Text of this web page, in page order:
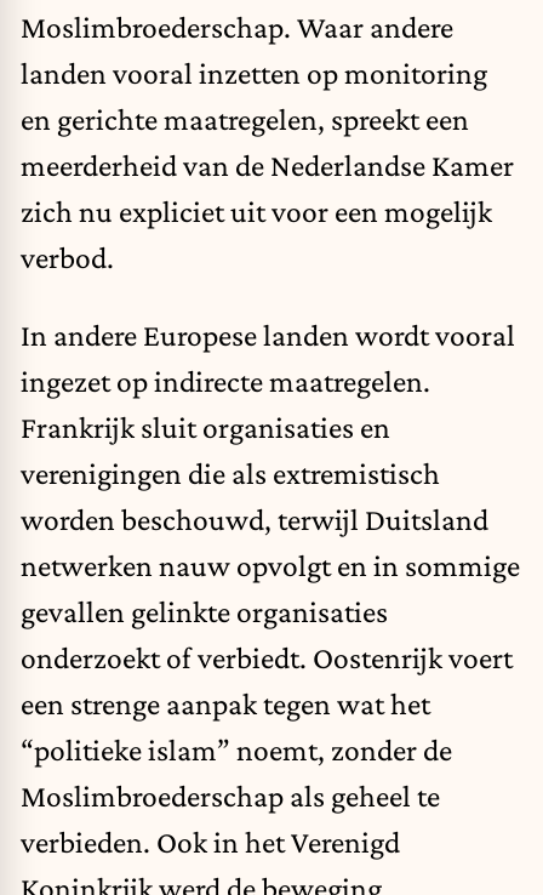
Moslimbroederschap. Waar andere
landen vooral inzetten op monitoring
en gerichte maatregelen, spreekt een
meerderheid van de Nederlandse Kamer
zich nu expliciet uit voor een mogelijk
verbod.
In andere Europese landen wordt vooral
ingezet op indirecte maatregelen.
Frankrijk sluit organisaties en
verenigingen die als extremistisch
worden beschouwd, terwijl Duitsland
netwerken nauw opvolgt en in sommige
gevallen gelinkte organisaties
onderzoekt of verbiedt. Oostenrijk voert
een strenge aanpak tegen wat het
“politieke islam” noemt, zonder de
Moslimbroederschap als geheel te
verbieden. Ook in het Verenigd
Koninkrijk werd de beweging